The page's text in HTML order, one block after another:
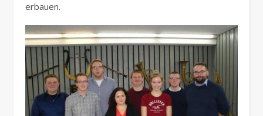
erbauen.